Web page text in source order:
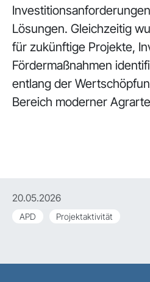
Lösungen. Gleichzeitig
für zukünftige Projekte,
Fördermaßnahmen
entlang der
Bereich moderner
20.05.2026
APD Projektaktivität